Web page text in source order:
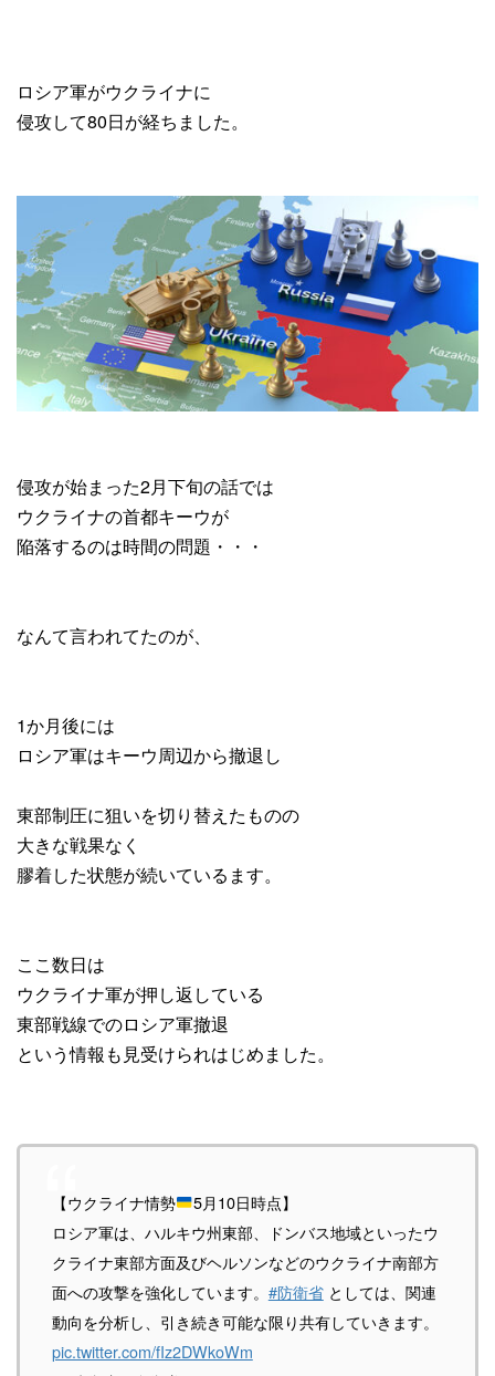
ロシア軍がウクライナに
侵攻して80日が経ちました。
侵攻が始まった2月下旬の話では
ウクライナの首都キーウが
陥落するのは時間の問題・・・
なんて言われてたのが、
1か月後には
ロシア軍はキーウ周辺から撤退し
東部制圧に狙いを切り替えたものの
大きな戦果なく
膠着した状態が続いているます。
ここ数日は
ウクライナ軍が押し返している
東部戦線でのロシア軍撤退
という情報も見受けられはじめました。
【ウクライナ情勢
5月10日時点】
ロシア軍は、ハルキウ州東部、ドンバス地域といったウ
クライナ東部方面及びヘルソンなどのウクライナ南部方
面への攻撃を強化しています。 #防衛省としては、関連
動向を分析し、引き続き可能な限り共有していきます。
pic.twitter.com/fIz2DWkoWm